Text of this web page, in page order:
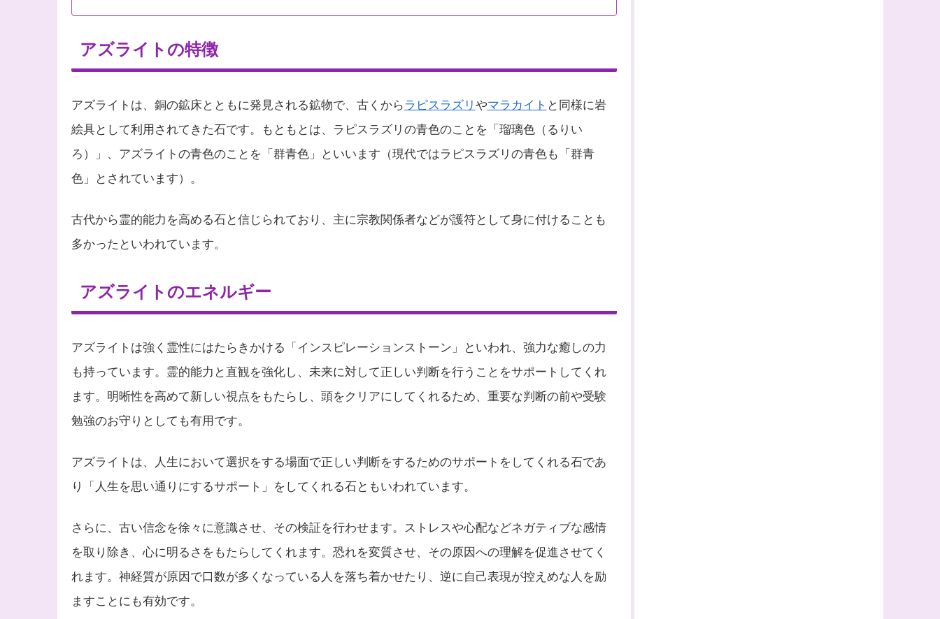
アズライトの特徴
アズライトは、銅の鉱床とともに発見される鉱物で、古くからラピスラズリ やマラカイト と同様に岩
絵具として利用されてきた石です。もともとは、ラピスラズリの青色のことを「瑠璃色（るりい
ろ）」、アズライトの青色のことを「群青色」といいます（現代ではラピスラズリの青色も「群青
色」とされています）。
古代から霊的能力を高める石と信じられており、主に宗教関係者などが護符として身に付けることも
多かったといわれています。
アズライトのエネルギー
アズライトは強く霊性にはたらきかける「インスピレーションストーン」といわれ、強力な癒しの力
も持っています。霊的能力と直観を強化し、未来に対して正しい判断を行うことをサポートしてくれ
ます。明晰性を高めて新しい視点をもたらし、頭をクリアにしてくれるため、重要な判断の前や受験
勉強のお守りとしても有用です。
アズライトは、人生において選択をする場面で正しい判断をするためのサポートをしてくれる石であ
り「人生を思い通りにするサポート」をしてくれる石ともいわれています。
さらに、古い信念を徐々に意識させ、その検証を行わせます。ストレスや心配などネガティブな感情
を取り除き、心に明るさをもたらしてくれます。恐れを変質させ、その原因への理解を促進させてく
れます。神経質が原因で口数が多くなっている人を落ち着かせたり、逆に自己表現が控えめな人を励
ますことにも有効です。